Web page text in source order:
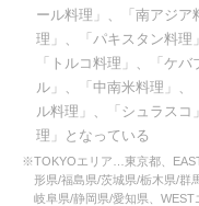
ール料理」、「南アジ
理」、「パキスタン料理
「トルコ料理」、「ケ
ル」、「中南米料理」
ル料理」、「シュラス
理」となっている
※TOKYOエリア…東京都、
形県/福島県/茨城県/栃木県/群
岐阜県/静岡県/愛知県、